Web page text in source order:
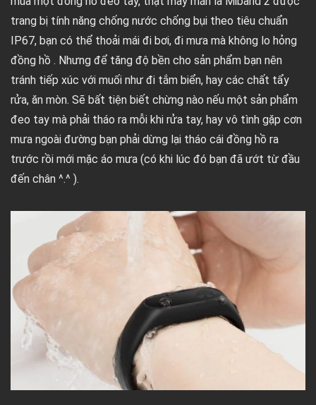
trang bị tính năng chống nước chống bụi theo tiêu chuẩn
IP67, bạn có thể thoải mái đi bơi, đi mưa mà không lo hỏng
đồng hồ . Nhưng để tăng độ bền cho sản phẩm bạn nên
tránh tiếp xúc với muối như đi tắm biển, hay các chất tẩy
rửa, ăn mòn. Sẽ bất tiện biết chừng nào nếu một sản phẩm
đeo tay mà phải tháo ra mỗi khi rửa tay, hay vô tình gặp cơn
mưa ngoài đường bạn phải dừng lại tháo cái đồng hồ ra
trước rồi mới mặc áo mưa (có khi lúc đó bạn đã ướt từ đầu
đến chân ^.^ ).